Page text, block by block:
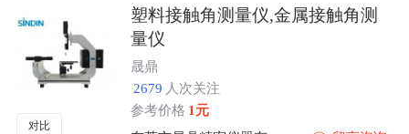
对比
塑料接触角测量仪,金属接触角测
量仪
晟鼎
2679 人次关注
参考价格 1元